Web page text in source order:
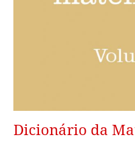
Dicionário da